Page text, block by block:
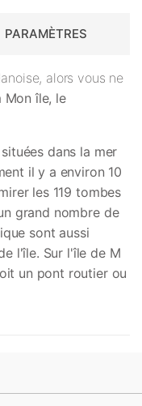
PARAMÈTRES
alors vous ne
Mon île, le
dans la mer
il y a environ 10
les 119 tombes
grand nombre de
sont aussi
l'île. Sur l'île de M
un pont routier ou